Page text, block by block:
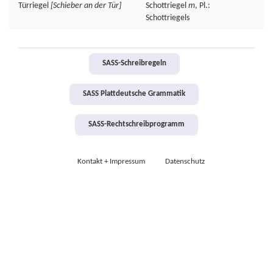
Türriegel [Schieber an der Tür] Schottriegel m, Pl.:
Schottriegels
SASS-Schreibregeln
SASS Plattdeutsche Grammatik
SASS-Rechtschreibprogramm
Kontakt + Impressum Datenschutz